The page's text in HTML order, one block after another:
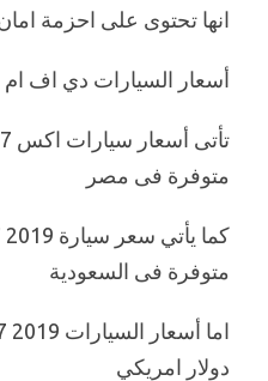
انها تحتوى على احزمة
أسعار السيارات دي اف ام اكس
متوفرة فى مصر
متوفرة فى السعودية
دولار امريكي